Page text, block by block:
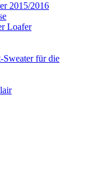
2015/2016
Loafer
Sweater für die